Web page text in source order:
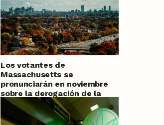
Los votantes de
Massachusetts se
pronunciarán en noviembre
sobre la derogación de la
legalización del cannabis